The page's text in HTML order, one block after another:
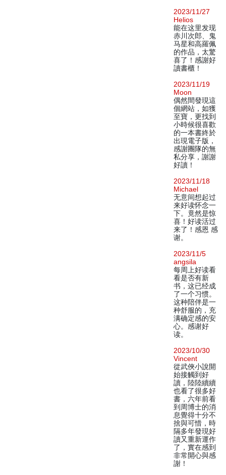
2023/11/27
Helios
能在这里发现
赤川次郎、鬼
马星和高羅佩
的作品，太驚
喜了！感謝好
讀書櫃！
2023/11/19
Moon
偶然間發現這
個網站，如獲
至寶，更找到
小時候很喜歡
的一本書終於
出現電子版，
感謝團隊的無
私分享，謝謝
好讀！
2023/11/18
Michael
无意间想起过
来好读怀念一
下。竟然是惊
喜！好读活过
来了！感恩 感
谢。
2023/11/5
angsila
每周上好读看
看是否有新
书，这已经成
了一个习惯。
这种陪伴是一
种舒服的，充
满确定感的安
心。感谢好
读。
2023/10/30
Vincent
從武俠小說開
始接觸到好
讀，陸陸續續
也看了很多好
書，六年前看
到周博士的消
息覺得十分不
捨與可惜，時
隔多年發現好
讀又重新運作
了，實在感到
非常開心與感
謝！